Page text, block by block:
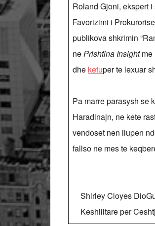
Roland Gjoni, ekspert
Favorizimi i
publikova shkrimin
nePrishtina Insightme
dhe ketuper te lexuar
Pa marre parasysh se
Haradinajn, ne kete
vendoset nen llupen
fallso ne mes te
Shirley Cloyes
Keshilltare per